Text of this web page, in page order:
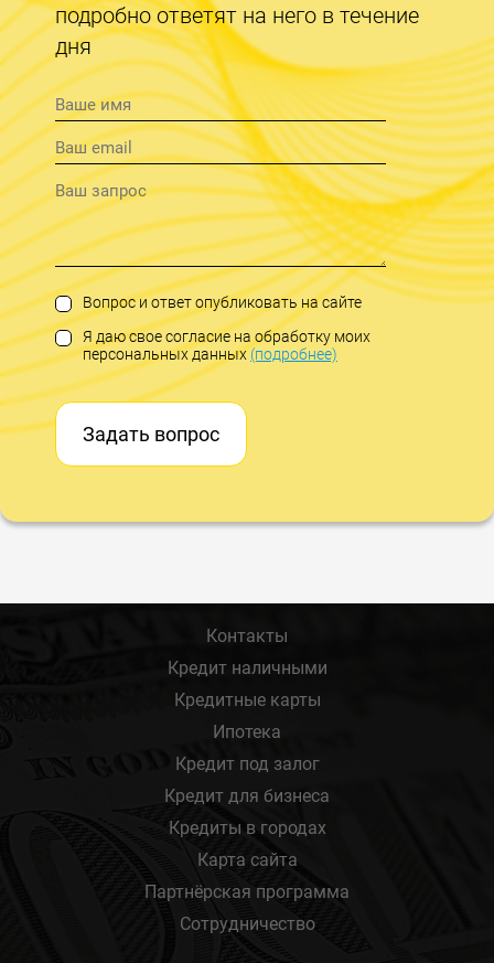
подробно ответят на него в течение
дня
Вопрос и ответ опубликовать на сайте
Я даю свое согласие на обработку моих
персональных данных(подробнее)
Задать вопрос
Контакты
Кредит наличными
Кредитные карты
Ипотека
Кредит под залог
Кредит для бизнеса
Кредиты в городах
Карта сайта
Партнёрская программа
Сотрудничество